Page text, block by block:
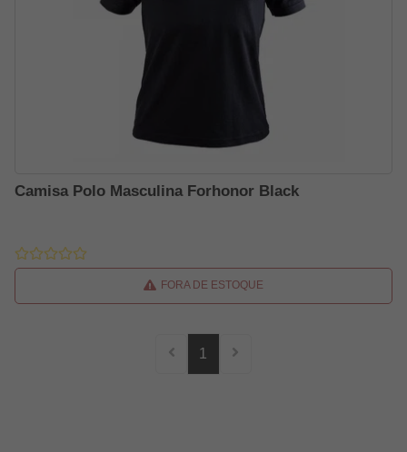
Camisa Polo Masculina Forhonor Black
FORA DE ESTOQUE
1